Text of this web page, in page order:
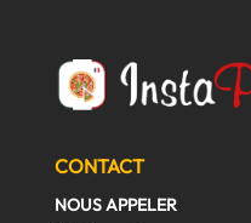
CONTACT
NOUS APPELER